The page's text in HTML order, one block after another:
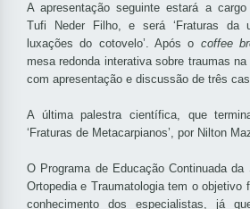
A apresentação seguinte estará a
Tufi Neder Filho, e será ‘Fraturas da
luxações do cotovelo’. Após o coffee
mesa redonda interativa sobre traumas
com apresentação e discussão de três
A última palestra científica, que
‘Fraturas de Metacarpianos’, por Nilton
O Programa de Educação Continuada da
Ortopedia e Traumatologia tem o objetivo
conhecimento dos especialistas, já